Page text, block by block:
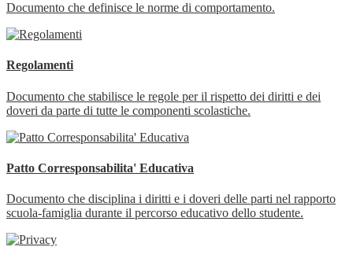
Documento che definisce le norme di comportamento.
Regolamenti
Documento che stabilisce le regole per il rispetto dei diritti e dei
doveri da parte di tutte le componenti scolastiche.
Patto Corresponsabilita' Educativa
Documento che disciplina i diritti e i doveri delle parti nel rapporto
scuola-famiglia durante il percorso educativo dello studente.